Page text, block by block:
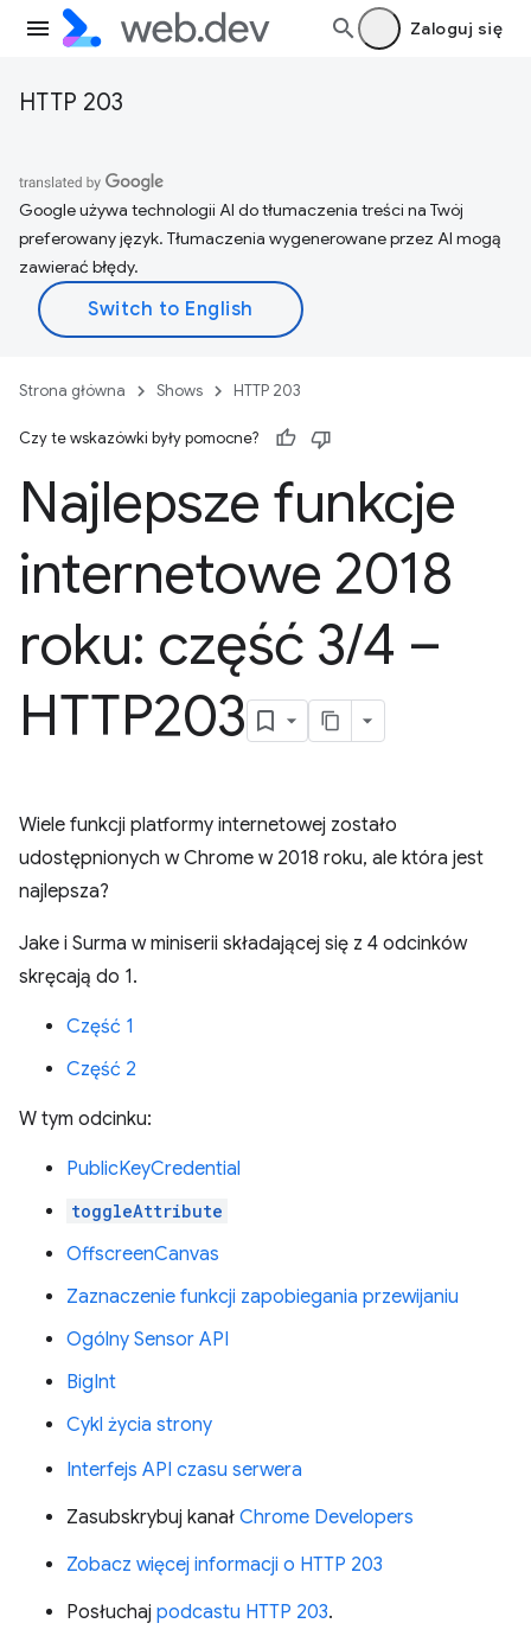
Zaloguj się
HTTP 203
Google używa technologii AI do tłumaczenia treści na Twój
preferowany język. Tłumaczenia wygenerowane przez AI mogą
zawierać błędy.
Strona główna Shows HTTP 203
Czy te wskazówki były pomocne?
Najlepsze funkcje
internetowe 2018
roku: część 3/4 –
HTTP203
Wiele funkcji platformy internetowej zostało
udostępnionych w Chrome w 2018 roku, ale która jest
najlepsza?
Jake i Surma w miniserii składającej się z 4 odcinków
skręcają do 1.
Część 1
Część 2
W tym odcinku:
PublicKeyCredential
toggleAttribute
OffscreenCanvas
Zaznaczenie funkcji zapobiegania przewijaniu
Ogólny Sensor API
BigInt
Cykl życia strony
Interfejs API czasu serwera
Zasubskrybuj kanał Chrome Developers
Zobacz więcej informacji o HTTP 203
Posłuchaj podcastu HTTP 203.